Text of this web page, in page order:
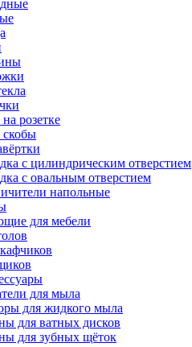
розетке
скобы
с цилиндрическим отверстием
с овальным отверстием
напольные
для мебели
для мыла
для жидкого мыла
для ватных дисков
для зубных щёток